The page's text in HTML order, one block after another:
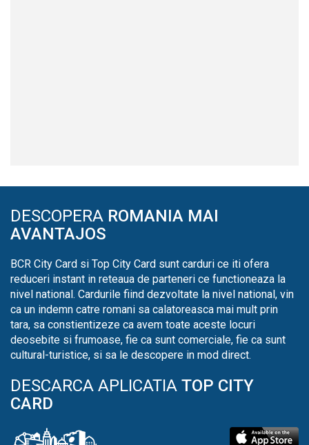
DESCOPERA ROMANIA MAI
AVANTAJOS
BCR City Card si Top City Card sunt carduri ce iti ofera
reduceri instant in reteaua de parteneri ce functioneaza la
nivel national. Cardurile fiind dezvoltate la nivel national, vin
ca un indemn catre romani sa calatoreasca mai mult prin
tara, sa constientizeze ca avem toate aceste locuri
deosebite si frumoase, fie ca sunt comerciale, fie ca sunt
cultural-turistice, si sa le descopere in mod direct.
DESCARCA APLICATIA TOP CITY
CARD